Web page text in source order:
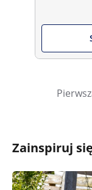
Zainspiruj